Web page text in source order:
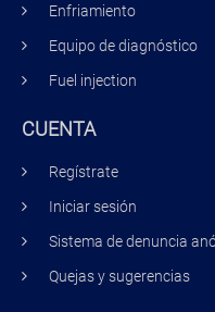
Enfriamiento
Equipo de diagnóstico
Fuel injection
CUENTA
Regístrate
Iniciar sesión
Sistema de denuncia
Quejas y sugerencias